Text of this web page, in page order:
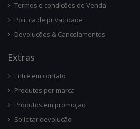
Termos e condições de Venda
Política de privacidade
Devoluções & Cancelamentos
ExtRas
Entre em contato
Produtos por marca
Produtos em promoção
Solicitar devolução